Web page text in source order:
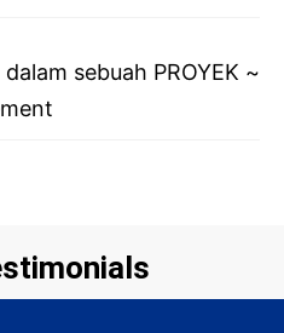
sebuah PROYEK ~